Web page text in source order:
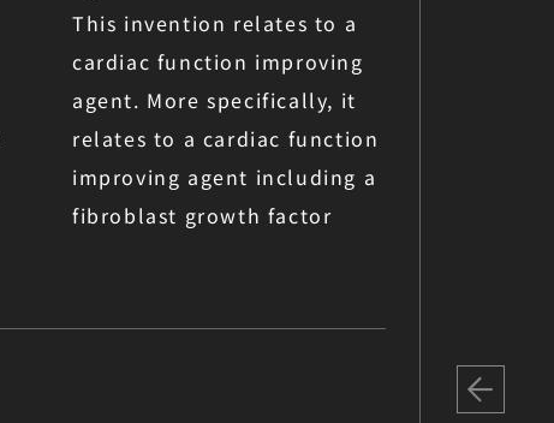
This invention relates to a
cardiac function improving
agent. More specifically, it
relates to a cardiac function
improving agent including a
fibroblast growth factor
present
relates to